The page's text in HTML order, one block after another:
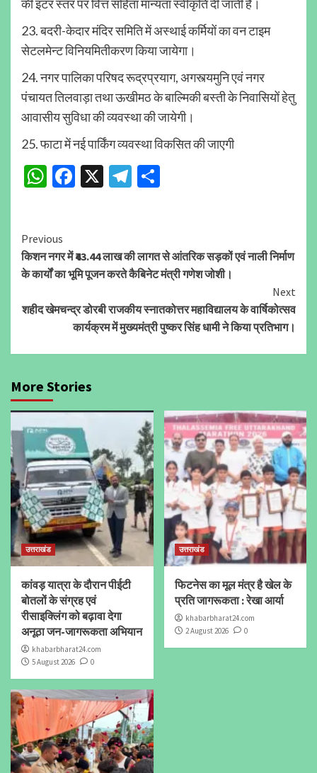
की इंटर स्तर पर वित्त सहिता मान्यता स्वीकृति दी जाती है।
23. बदरी-केदार मंदिर समिति में अस्थाई कर्मियों का वन टाइम
सेटलमेन्ट विनियमितीकरण किया जायेगा।
24. नगर पालिका परिषद रूद्रप्रयाग, अगस्त्यमुनि एवं नगर
पंचायत तिलवाड़ा तथा ऊखीमठ के बाल्मिकी बस्ती के निवासियों हेतु
आवासीय सुविधा की व्यवस्था की जायेगी।
25. फाटा में नई पार्किंग व्यवस्था विकसित की जाएगी
WhatsApp
Facebook
X Telegram
Continue
Reading
Previous
किशन नगर में ₹43.44 लाख की लागत से आंतरिक सड़कों एवं नाली निर्माण
के कार्यों का भूमि पूजन करते कैबिनेट मंत्री गणेश जोशी।
Next
शहीद खेमचन्द्र डोरबी राजकीय स्नातकोत्तर महाविद्यालय के वार्षिकोत्सव
कार्यक्रम में मुख्यमंत्री पुष्कर सिंह धामी ने किया प्रतिभाग।
More Stories
उत्तराखंड
कांवड़ यात्रा के दौरान पीईटी
बोतलों के संग्रह एवं
रीसाइक्लिंग को बढ़ावा देगा
अनूठा जन-जागरूकता अभियान
khabarbharat24.com
5 August 2026
0
उत्तराखंड
फिटनेस का मूल मंत्र है खेल के
प्रति जागरूकता : रेखा आर्या
khabarbharat24.com
2 August 2026
0